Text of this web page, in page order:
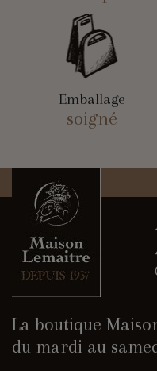
Emballage
soigné
La boutique
du mardi au